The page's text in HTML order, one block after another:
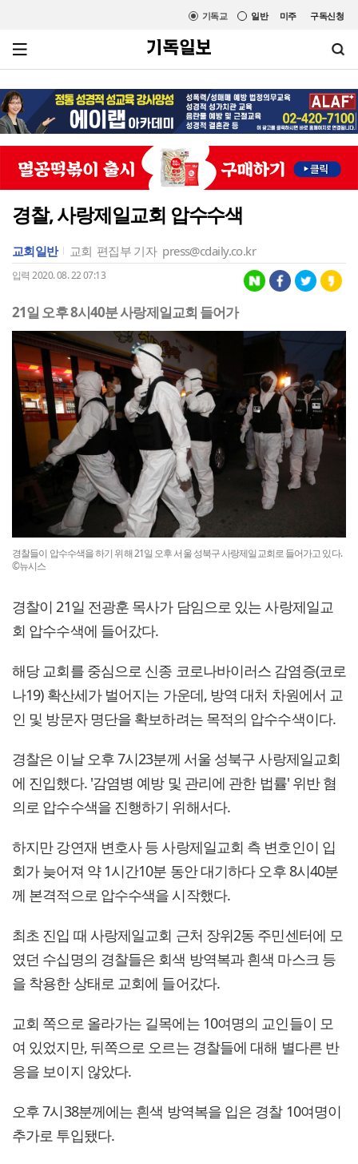
미주 구독신청
일반
기독교
경찰, 사랑제일교회 압수수색
교회일반 교회 편집부 기자 press@cdaily.co.kr
입력 2020. 08. 22 07:13
21일 오후 8시40분 사랑제일교회 들어가
경찰들이 압수수색을 하기 위해 21일 오후 서울 성북구 사랑제일교회로 들어가고 있다.
©뉴시스
경찰이 21일 전광훈 목사가 담임으로 있는 사랑제일교
회 압수수색에 들어갔다.
해당 교회를 중심으로 신종 코로나바이러스 감염증(코로
나19) 확산세가 벌어지는 가운데, 방역 대처 차원에서 교
인 및 방문자 명단을 확보하려는 목적의 압수수색이다.
경찰은 이날 오후 7시23분께 서울 성북구 사랑제일교회
에 진입했다. '감염병 예방 및 관리에 관한 법률' 위반 혐
의로 압수수색을 진행하기 위해서다.
하지만 강연재 변호사 등 사랑제일교회 측 변호인이 입
회가 늦어져 약 1시간10분 동안 대기하다 오후 8시40분
께 본격적으로 압수수색을 시작했다.
최초 진입 때 사랑제일교회 근처 장위2동 주민센터에 모
였던 수십명의 경찰들은 회색 방역복과 흰색 마스크 등
을 착용한 상태로 교회에 들어갔다.
교회 쪽으로 올라가는 길목에는 10여명의 교인들이 모
여 있었지만, 뒤쪽으로 오르는 경찰들에 대해 별다른 반
응을 보이지 않았다.
오후 7시38분께에는 흰색 방역복을 입은 경찰 10여명이
추가로 투입됐다.